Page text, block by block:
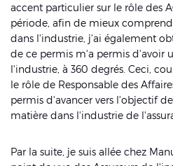
accent particulier sur le rôle des
période, afin de mieux
dans l'industrie, j'ai également
de ce permis m'a permis d'avoir
l'industrie, à 360 degrés. Ceci,
le rôle de Responsable des
permis d'avancer vers l'objectif
matière dans l'industrie de
Par la suite, je suis allée chez